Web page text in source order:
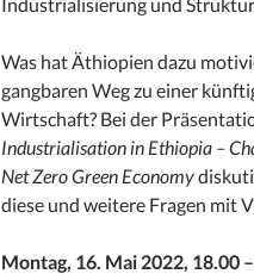
Was hat Äthiopien dazu
gangbaren Weg zu einer
Wirtschaft? Bei der
Industrialisation in Ethiopia –
Net Zero Green Economy
diese und weitere Fragen mit
Montag, 16. Mai 2022, 18.00